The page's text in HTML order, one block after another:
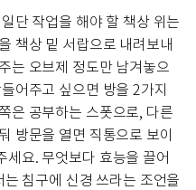
단 작업을 해야 할 책상 위는
책상 밑 서랍으로 내려보내
는 오브제 정도만 남겨놓으
어주고 싶으면 방을 2가지
은 공부하는 스폿으로, 다른
방문을 열면 직통으로 보이
세요. 무엇보다 효능을 끌어
침구에 신경 쓰라는 조언을